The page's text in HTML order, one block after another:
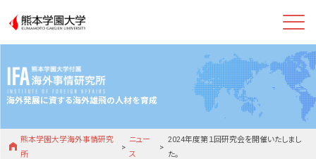
海外発展に資する海外雄飛の人材を育成
熊本学園大学海外事情研究
所
ニュー
ス
2024年度第１回研究会を開催いたしまし
た。